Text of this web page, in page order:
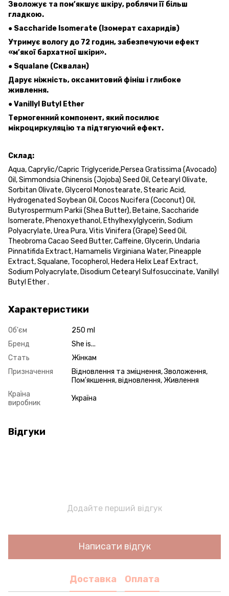
Зволожує та пом’якшує шкіру, роблячи її більш
гладкою.
● Saccharide Isomerate (Ізомерат сахаридів)
Утримує вологу до 72 годин, забезпечуючи ефект
«м’якої бархатної шкіри».
● Squalane (Сквалан)
Дарує ніжність, оксамитовий фініш і глибоке
живлення.
● Vanillyl Butyl Ether
Термогенний компонент, який посилює
мікроциркуляцію та підтягуючий ефект.
Склад:
Aqua, Caprylic/Capric Triglyceride,Persea Gratissima (Avocado)
Oil, Simmondsia Chinensis (Jojoba) Seed Oil, Cetearyl Olivate,
Sorbitan Olivate, Glycerol Мonostearate, Stearic Acid,
Hydrogenated Soybean Oil, Cocos Nucifera (Coconut) Oil,
Butyrospermum Parkii (Shea Butter), Betaine, Saccharide
Isomerate, Phenoxyethanol, Ethylhexylglycerin, Sodium
Polyacrylate, Urea Рura, Vitis Vinifera (Grape) Seed Oil,
Theobroma Cacao Seed Butter, Caffeine, Glycerin, Undaria
Pinnatifida Extract, Hamamelis Virginiana Water, Pineapple
Extract, Squalane, Tocopherol, Hedera Helix Leaf Extract,
Sodium Polyacrylate, Disodium Cetearyl Sulfosuccinate, Vanillyl
Butyl Ether .
Характеристики
Об'єм
250 ml
Бренд
She is...
Стать
Жінкам
Призначення
Відновлення та зміцнення, Зволоження,
Пом'якшення, відновлення, Живлення
Країна
виробник
Україна
Відгуки
Додайте перший відгук
Написати відгук
Доставка Оплата